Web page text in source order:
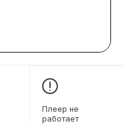
Плеер не
работает